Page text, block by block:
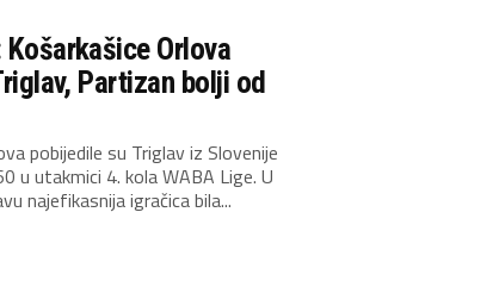
Košarkašice Orlova
Partizan bolji od
pobijedile su Triglav iz Slovenije
u utakmici 4. kola WABA Lige. U
najefikasnija igračica bila...